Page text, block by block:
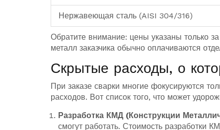
Нержавеющая сталь (AISI 304/316)
Обратите внимание: цены указаны только
металл заказчика обычно оплачиваются
Скрытые расходы, о
При заказе сварки многие фокусируются
расходов. Вот список того, что может
Разработка КМД (Конструкции
смогут работать. Стоимость разработки